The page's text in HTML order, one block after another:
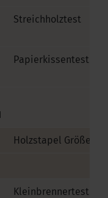
Streichholztest
Papierkissentest
Holzstapel Größe 5
Kleinbrennertest für